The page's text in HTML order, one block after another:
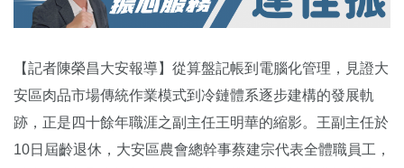
【記者陳榮昌大安報導】從算盤記帳到電腦化管理，見證大
安區肉品市場傳統作業模式到冷鏈體系逐步建構的發展軌
跡，正是四十餘年職涯之副主任王明華的縮影。王副主任於
10日屆齡退休，大安區農會總幹事蔡建宗代表全體職員工，